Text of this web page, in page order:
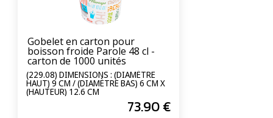
Gobelet en carton pour
boisson froide Parole 48 cl -
carton de 1000 unités
(229.08) DIMENSIONS : (DIAMÈTRE
HAUT) 9 CM / (DIAMÈTRE BAS) 6 CM X
(HAUTEUR) 12.6 CM
73.90€